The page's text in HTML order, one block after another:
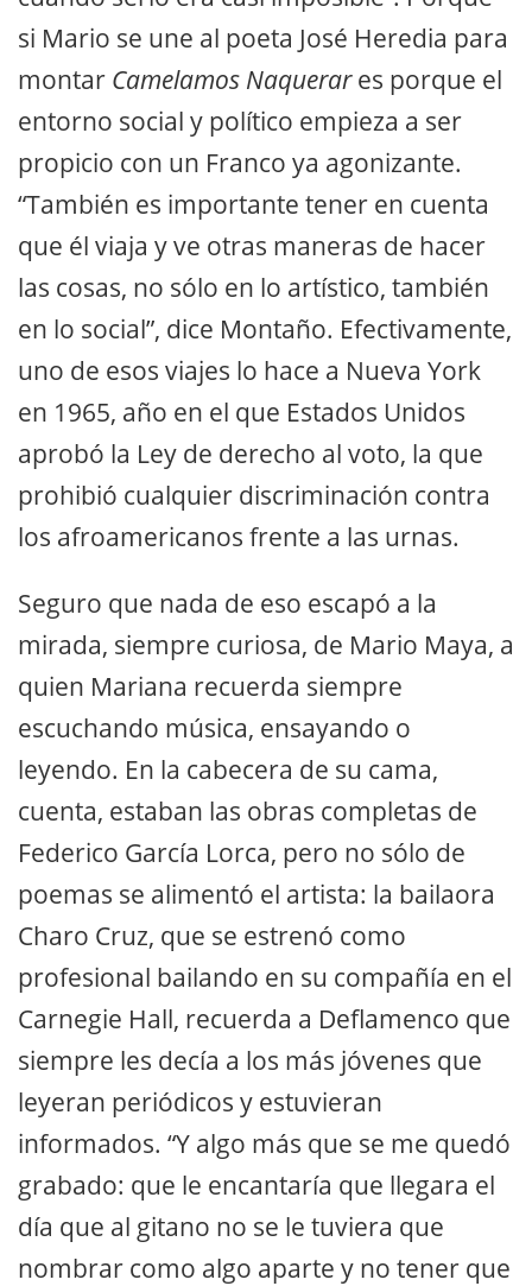
si Mario se une al poeta José Heredia para
montar Camelamos Naquerares porque el
entorno social y político empieza a ser
propicio con un Franco ya agonizante.
“También es importante tener en cuenta
que él viaja y ve otras maneras de hacer
las cosas, no sólo en lo artístico, también
en lo social”, dice Montaño. Efectivamente,
uno de esos viajes lo hace a Nueva York
en 1965, año en el que Estados Unidos
aprobó la Ley de derecho al voto, la que
prohibió cualquier discriminación contra
los afroamericanos frente a las urnas.
Seguro que nada de eso escapó a la
mirada, siempre curiosa, de Mario Maya, a
quien Mariana recuerda siempre
escuchando música, ensayando o
leyendo. En la cabecera de su cama,
cuenta, estaban las obras completas de
Federico García Lorca, pero no sólo de
poemas se alimentó el artista: la bailaora
Charo Cruz, que se estrenó como
profesional bailando en su compañía en el
Carnegie Hall, recuerda a Deflamenco que
siempre les decía a los más jóvenes que
leyeran periódicos y estuvieran
informados. “Y algo más que se me quedó
grabado: que le encantaría que llegara el
día que al gitano no se le tuviera que
nombrar como algo aparte y no tener que